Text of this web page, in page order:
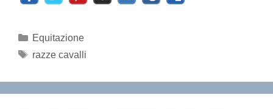
Categorie
Equitazione
Tag
razze cavalli